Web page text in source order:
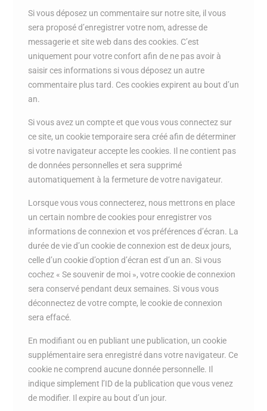
Si vous déposez un commentaire sur notre site, il vous
sera proposé d’enregistrer votre nom, adresse de
messagerie et site web dans des cookies. C’est
uniquement pour votre confort afin de ne pas avoir à
saisir ces informations si vous déposez un autre
commentaire plus tard. Ces cookies expirent au bout d’un
an.
Si vous avez un compte et que vous vous connectez sur
ce site, un cookie temporaire sera créé afin de déterminer
si votre navigateur accepte les cookies. Il ne contient pas
de données personnelles et sera supprimé
automatiquement à la fermeture de votre navigateur.
Lorsque vous vous connecterez, nous mettrons en place
un certain nombre de cookies pour enregistrer vos
informations de connexion et vos préférences d’écran. La
durée de vie d’un cookie de connexion est de deux jours,
celle d’un cookie d’option d’écran est d’un an. Si vous
cochez « Se souvenir de moi », votre cookie de connexion
sera conservé pendant deux semaines. Si vous vous
déconnectez de votre compte, le cookie de connexion
sera effacé.
En modifiant ou en publiant une publication, un cookie
supplémentaire sera enregistré dans votre navigateur. Ce
cookie ne comprend aucune donnée personnelle. Il
indique simplement l’ID de la publication que vous venez
de modifier. Il expire au bout d’un jour.